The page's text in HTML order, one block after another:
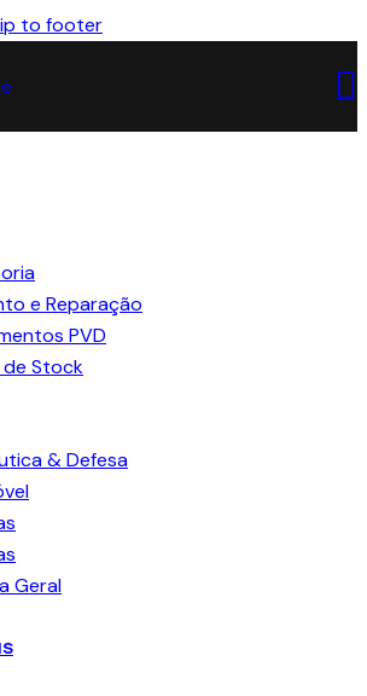
to footer
e Reparação
PVD
Stock
& Defesa
Geral